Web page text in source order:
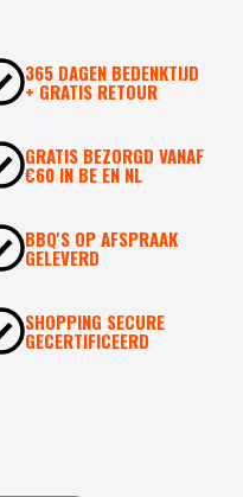
365 DAGEN BEDENKTIJD
+ GRATIS RETOUR
GRATIS BEZORGD VANAF
€60 IN BE EN NL
BBQ'S OP AFSPRAAK
GELEVERD
SHOPPING SECURE
GECERTIFICEERD